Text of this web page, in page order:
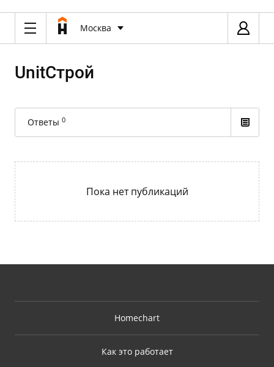
Москва
UnitСтрой
Ответы 0
Пока нет публикаций
Homechart
Как это работает